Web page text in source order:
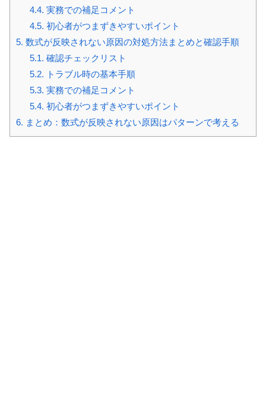
4.4. 実務での補足コメント
4.5. 初心者がつまずきやすいポイント
5. 数式が反映されない原因の対処方法まとめと確認手順
5.1. 確認チェックリスト
5.2. トラブル時の基本手順
5.3. 実務での補足コメント
5.4. 初心者がつまずきやすいポイント
6. まとめ：数式が反映されない原因はパターンで考える